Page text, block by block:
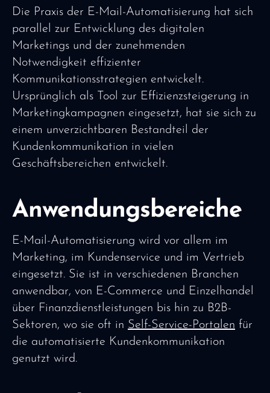
Die Praxis der E-Mail-Automatisierung hat sich
parallel zur Entwicklung des digitalen
Marketings und der zunehmenden
Notwendigkeit effizienter
Kommunikationsstrategien entwickelt.
Ursprünglich als Tool zur Effizienzsteigerung in
Marketingkampagnen eingesetzt, hat sie sich zu
einem unverzichtbaren Bestandteil der
Kundenkommunikation in vielen
Geschäftsbereichen entwickelt.
Anwendungsbereiche
E-Mail-Automatisierung wird vor allem im
Marketing, im Kundenservice und im Vertrieb
eingesetzt. Sie ist in verschiedenen Branchen
anwendbar, von E-Commerce und Einzelhandel
über Finanzdienstleistungen bis hin zu B2B-
Sektoren, wo sie oft in Self-Service-Portalen für
die automatisierte Kundenkommunikation
genutzt wird.